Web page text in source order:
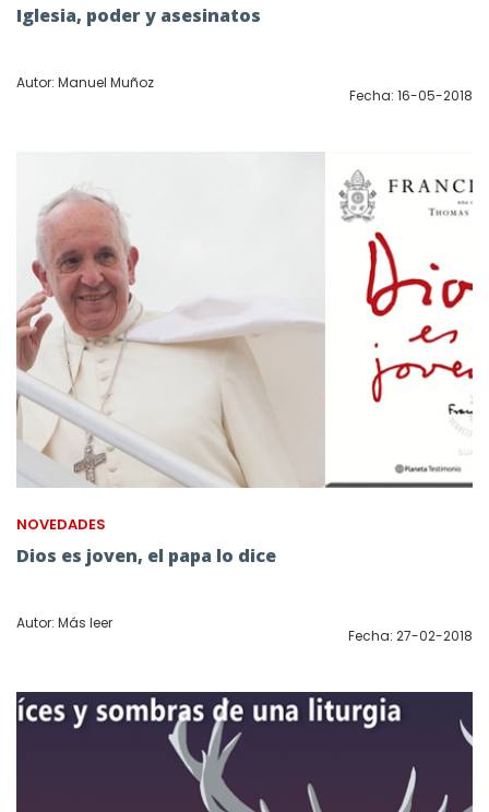
Iglesia, poder y asesinatos
Autor: Manuel Muñoz
Fecha: 16-05-2018
NOVEDADES
Dios es joven, el papa lo dice
Autor: Más leer
Fecha: 27-02-2018